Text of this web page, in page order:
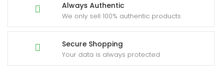
Always Authentic
We only sell 100% authentic products
Secure Shopping
Your data is always protected